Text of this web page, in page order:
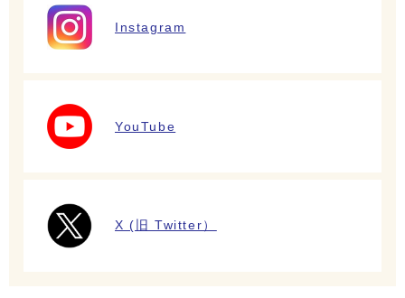
Instagram
YouTube
X (旧 Twitter）